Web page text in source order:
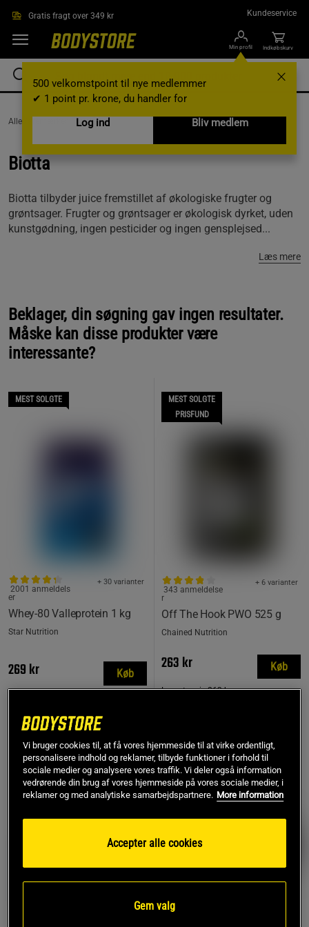
Gratis fragt over 349 kr Kundeservice
Min profil
500 velkomstpoint til nye medlemmer
✔ 1 point pr. krone, du handler for
Log ind
Bliv medlem
Indkøbskurv
AlleVaremærker / Biotta
Biotta
Biotta tilbyder juice fremstillet af økologiske frugter og
grøntsager. Frugter og grøntsager er økologisk dyrket, uden
kunstgødning, ingen pesticider og ingen gensplejsed...
Læs mere
Beklager, din søgning gav ingen resultater.
Måske kan disse produkter være
interessante?
MEST SOLGTE
Whey-80 Valleprotein 1 kg
+ 30 varianter
2001 anmeldels
er
Star Nutrition
269 kr Køb
MEST SOLGTE
PRISFUND
Off The Hook PWO 525 g
+ 6 varianter
343 anmeldelse
r
Chained Nutrition
263 kr
Laveste pris 263 kr
Køb
MEST SOLGTE
PRISFUND
Vi bruger cookies til, at få vores hjemmeside til at virke ordentligt,
personalisere indhold og reklamer, tilbyde funktioner i forhold til
sociale medier og analysere vores traffik. Vi deler også information
vedrørende din brug af vores hjemmeside på vores sociale medier, i
reklamer og med analytiske samarbejdspartnere. More information
Accepter alle cookies
Gem valg